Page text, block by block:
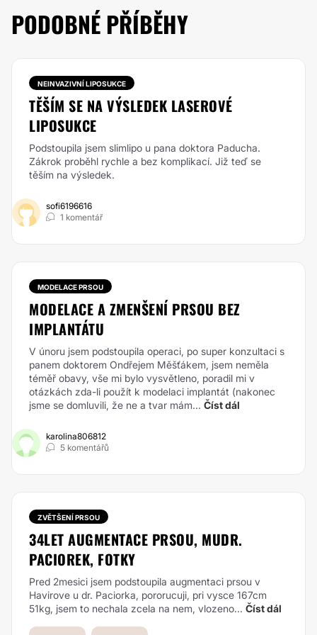
PODOBNÉ PŘÍBĚHY
NEINVAZIVNÍ LIPOSUKCE
TĚŠÍM SE NA VÝSLEDEK LASEROVÉ
LIPOSUKCE
Podstoupila jsem slimlipo u pana doktora Paducha.
Zákrok proběhl rychle a bez komplikací. Již teď se
těším na výsledek.
sofi6196616
1 komentář
MODELACE PRSOU
MODELACE A ZMENŠENÍ PRSOU BEZ
IMPLANTÁTU
V únoru jsem podstoupila operaci, po super konzultaci s
panem doktorem Ondřejem Měšťákem, jsem neměla
téměř obavy, vše mi bylo vysvětleno, poradil mi v
otázkách zda-li použít k modelaci implantát (nakonec
jsme se domluvili, že ne a tvar mám... Číst dál
karolina806812
5 komentářů
ZVĚTŠENÍ PRSOU
34LET AUGMENTACE PRSOU, MUDR.
PACIOREK, FOTKY
Pred 2mesici jsem podstoupila augmentaci prsou v
Havirove u dr. Paciorka, pororucuji, pri vysce 167cm
51kg, jsem to nechala zcela na nem, vlozeno... Číst dál